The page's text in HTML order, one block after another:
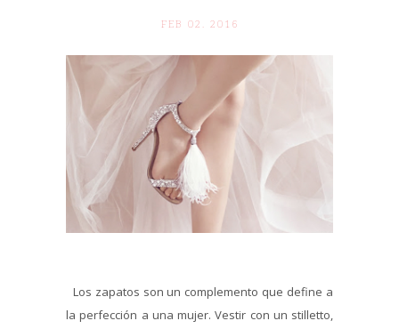
FEB 02. 2016
Los zapatos son un complemento que define a
la perfección a una mujer. Vestir con un stilletto,